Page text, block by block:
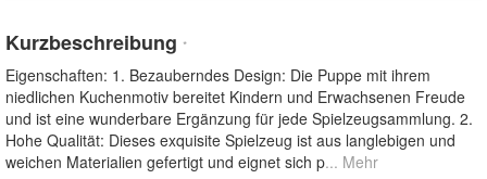
Kurzbeschreibung *
Eigenschaften: 1. Bezauberndes Design: Die Puppe mit ihrem
niedlichen Kuchenmotiv bereitet Kindern und Erwachsenen Freude
und ist eine wunderbare Ergänzung für jede Spielzeugsammlung. 2.
Hohe Qualität: Dieses exquisite Spielzeug ist aus langlebigen und
weichen Materialien gefertigt und eignet sich p... Mehr